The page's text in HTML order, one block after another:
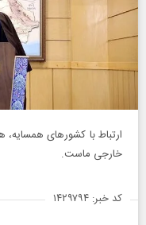
ارتباط با کشورهای
خارجی ماست.
کد خبر: ۱۴۲۹۷۹۴